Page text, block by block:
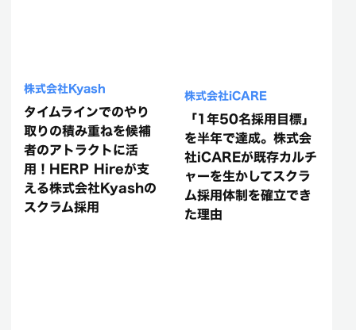
株式会社Kyash
タイムラインでのやり
取りの積み重ねを候補
者のアトラクトに活
用！HERP Hireが支
える株式会社Kyashの
スクラム採用
株式会社iCARE
「1年50名採用目標」
を半年で達成。株式会
社iCAREが既存カルチ
ャーを生かしてスクラ
ム採用体制を確立でき
た理由